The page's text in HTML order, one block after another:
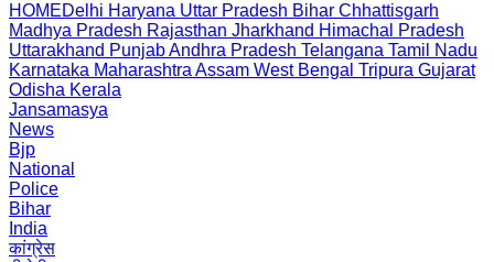
HOMEDelhi Haryana Uttar Pradesh Bihar Chhattisgarh
Madhya Pradesh Rajasthan Jharkhand Himachal Pradesh
Uttarakhand PunjabAndhra Pradesh Telangana Tamil Nadu
Karnataka Maharashtra Assam West Bengal Tripura Gujarat
Odisha Kerala
Jansamasya
News
Bjp
National
Police
Bihar
India
कांग्रेस